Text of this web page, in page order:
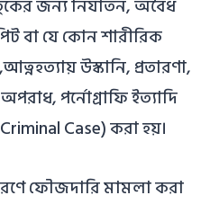
জন্য নির্যাতন, অবৈধ
বা যে কোন শারীরিক
উস্কানি, প্রতারণা,
পর্নোগ্রাফি ইত্যাদি
Case) করা হয়।
ফৌজদারি মামলা করা